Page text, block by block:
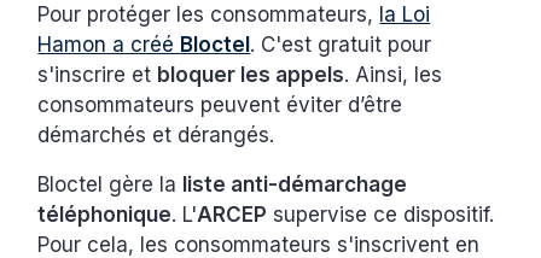
Pour protéger les consommateurs, la Loi
Hamon a créé Bloctel. C'est gratuit pour
s'inscrire et bloquer les appels. Ainsi, les
consommateurs peuvent éviter d’être
démarchés et dérangés.
Bloctel gère la liste anti-démarchage
téléphonique. L'ARCEP supervise ce dispositif.
Pour cela, les consommateurs s'inscrivent en